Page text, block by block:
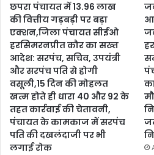
छपरा पंचायत में 13.96 लाख
की वित्तीय गड़बड़ी पर बड़ा
एक्शन,जिला पंचायत सीईओ
हरसिमरनप्रीत कौर का सख्त
आदेश: सरपंच, सचिव, उपयंत्री
और सरपंच पति से होगी
वसूली,15 दिन की मोहलत
खत्म होते ही धारा 40 और 92 के
तहत कार्रवाई की चेतावनी,
पंचायत के कामकाज में सरपंच
पति की दखलंदाजी पर भी
लगाई रोक